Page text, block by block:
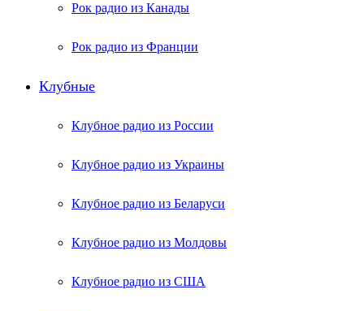
Рок радио из Канады
Рок радио из Франции
Клубные
Клубное радио из России
Клубное радио из Украины
Клубное радио из Беларуси
Клубное радио из Молдовы
Клубное радио из США